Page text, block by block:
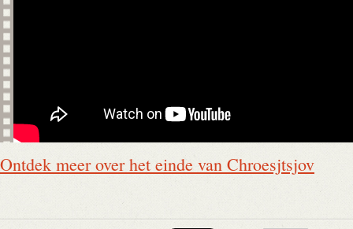
Ontdek meer over het einde van Chroesjtsjov